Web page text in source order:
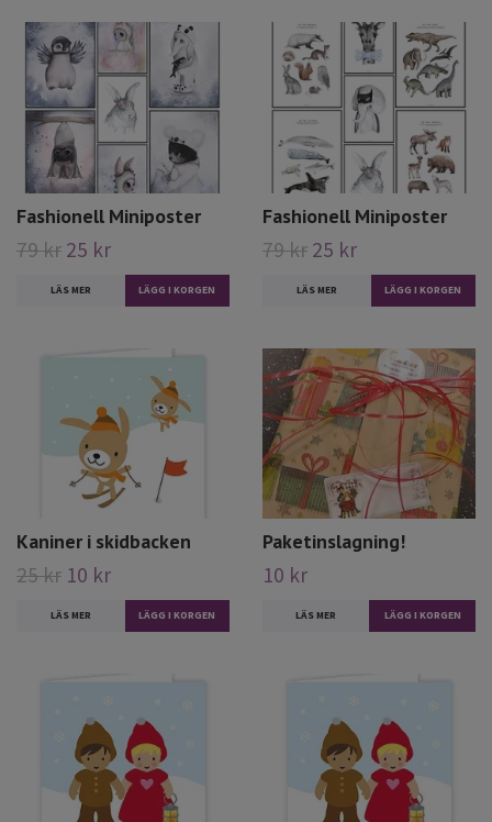
Fashionell Miniposter
79 kr 25 kr
LÄS MER
Fashionell Miniposter
79 kr 25 kr
LÄS MER
Kaniner i skidbacken
25 kr 10 kr
LÄS MER
Paketinslagning!
10 kr
LÄS MER LÄGG I KORGEN